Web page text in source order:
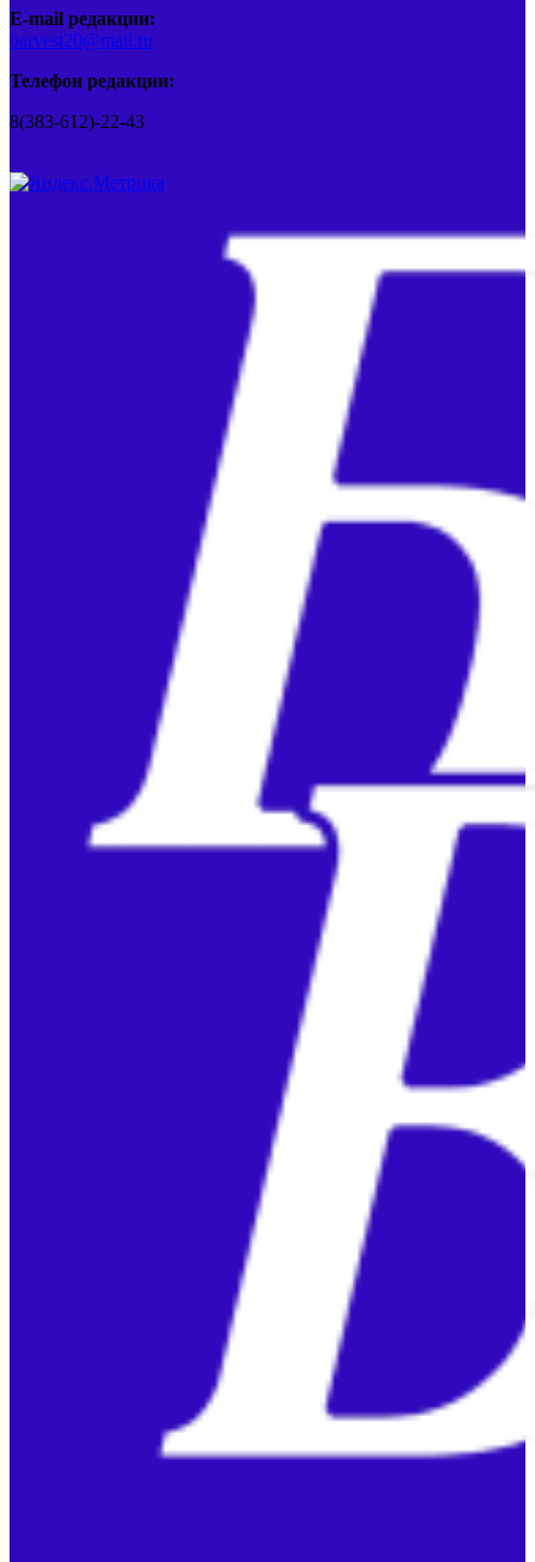
E-mail редакции:
barvest20@mail.ru
Телефон редакции:
8(383-612)-22-43